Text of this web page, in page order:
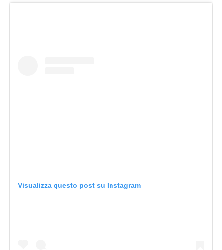
Visualizza questo post su Instagram